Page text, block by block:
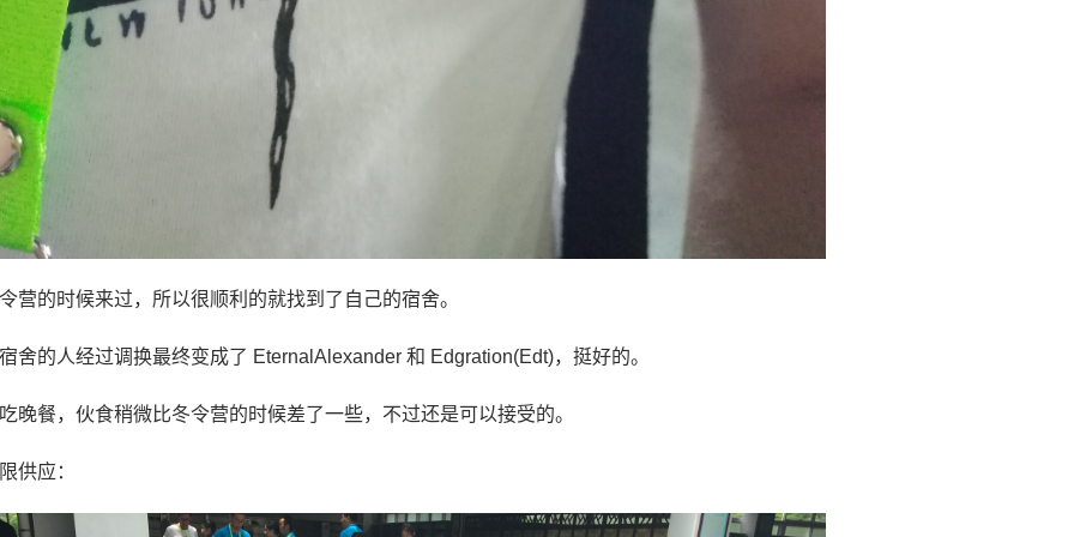
营的时候来过，所以很顺利的就找到了自己的宿舍。
舍的人经过调换最终变成了 EternalAlexander 和 Edgration(Edt)，挺好的。
晚餐，伙食稍微比冬令营的时候差了一些，不过还是可以接受的。
供应：